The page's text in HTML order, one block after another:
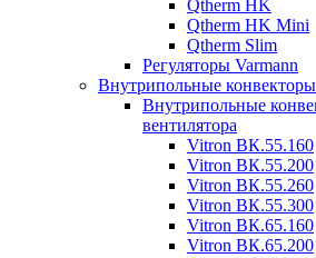
Qtherm HK
Qtherm HK Mini
Qtherm Slim
Регуляторы Varmann
Внутрипольные
Внутрипольные
вентилятора
Vitron ВК.55.160
Vitron ВК.55.200
Vitron ВК.55.260
Vitron ВК.55.300
Vitron ВК.65.160
Vitron ВК.65.200